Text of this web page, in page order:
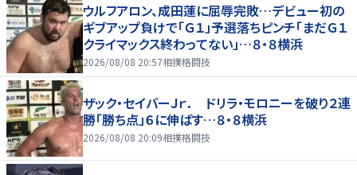
ウルフアロン、成田蓮に屈辱完敗…デビュー初の
ギブアップ負けで「Ｇ１」予選落ちピンチ「まだＧ１
クライマックス終わってない」…８・８横浜
2026/08/08 20:57相撲格闘技
ザック・セイバーＪｒ． ドリラ・モロニーを破り２連
勝「勝ち点」６に伸ばす…８・８横浜
2026/08/08 20:09相撲格闘技